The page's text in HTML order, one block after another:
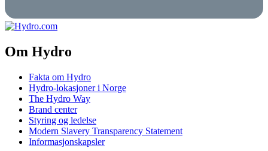
Om Hydro
Fakta om Hydro
Hydro-lokasjoner i Norge
The Hydro Way
Brand center
Styring og ledelse
Modern Slavery Transparency Statement
Informasjonskapsler